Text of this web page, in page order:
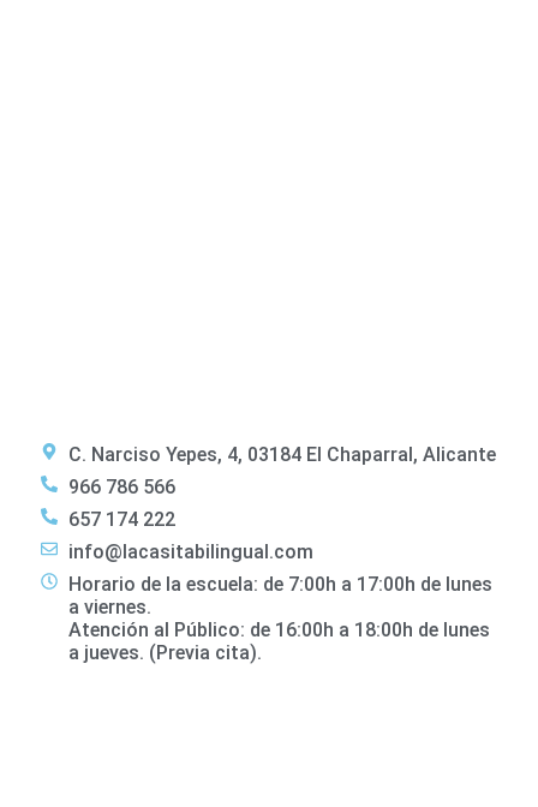
C. Narciso Yepes, 4, 03184 El Chaparral, Alicante
966 786 566
657 174 222
info@lacasitabilingual.com
Horario de la escuela: de 7:00h a 17:00h de lunes
a viernes.
Atención al Público: de 16:00h a 18:00h de lunes
a jueves. (Previa cita).